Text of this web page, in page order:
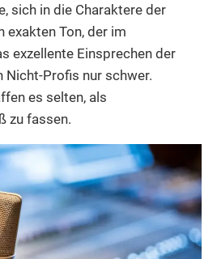
sich in die Charaktere der
exakten Ton, der im
exzellente Einsprechen der
Profis nur schwer.
es selten, als
zu fassen.